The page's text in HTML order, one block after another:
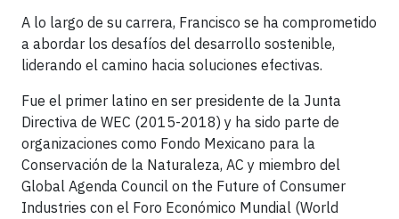
A lo largo de su carrera, Francisco se ha comprometido
a abordar los desafíos del desarrollo sostenible,
liderando el camino hacia soluciones efectivas.
Fue el primer latino en ser presidente de la Junta
Directiva de WEC (2015-2018) y ha sido parte de
organizaciones como Fondo Mexicano para la
Conservación de la Naturaleza, AC y miembro del
Global Agenda Council on the Future of Consumer
Industries con el Foro Económico Mundial (World